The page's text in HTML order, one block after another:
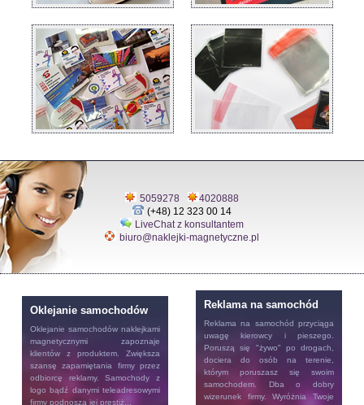
5059278
4020888
(+48) 12 323 00 14
LiveChat z konsultantem
biuro@naklejki-magnetyczne.pl
Oklejanie samochodów
Oklejanie samochodów naklejkami
magnetycznymi zapoznaje
klientów z produktem. Zwiększa
szansę zapamiętania firmy przez
odbiorcę reklamy. Samochody z
logo bądź danymi teleadresowymi
firmy podnoszą jej prestiż...
Reklama na samochód
Reklama na samochód przyciąga
uwagę kierowcy i pieszego.
Poruszą się "żywo" po drogach,
dociera do osób na terenie,
którym poruszasz się swoim
samochodem. Dba o dobry
wizerunek firmy. Wyróżnia Twoje